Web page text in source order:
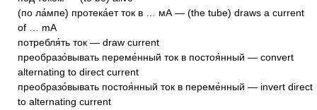
(по ла́мпе) протека́ет ток в … мА — (the tube) draws a current
of … mA
потребля́ть ток — draw current
преобразо́вывать переме́нный ток в постоя́нный — convert
alternating to direct current
преобразо́вывать постоя́нный ток в переме́нный — invert direct
to alternating current